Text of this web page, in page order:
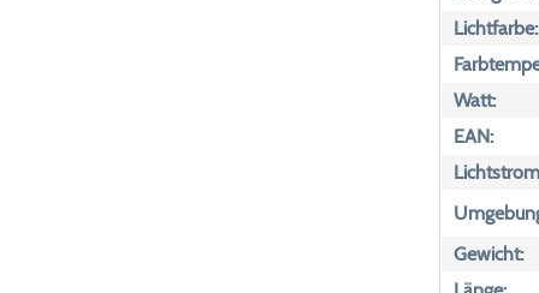
Lichtfarbe:
Watt:
EAN:
Gewicht: